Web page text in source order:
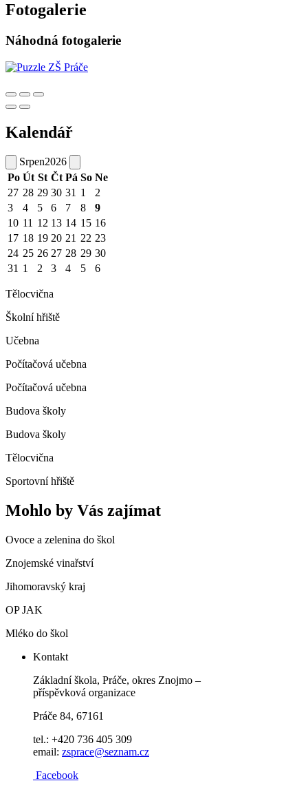
Fotogalerie
Náhodná fotogalerie
Kalendář
Srpen2026
Po Út St Čt Pá So Ne
27 28 29 30 31 1
2
3
4 5 6 7 8
9
10 11 12 13 14 15 16
17 18 19 20 21 22 23
24 25 26 27 28 29 30
31 1 2 3 4 5 6
Tělocvična
Školní hřiště
Učebna
Počítačová učebna
Počítačová učebna
Budova školy
Budova školy
Tělocvična
Sportovní hřiště
Mohlo by Vás zajímat
Ovoce a zelenina do škol
Znojemské vinařství
Jihomoravský kraj
OP JAK
Mléko do škol
Kontakt
Základní škola, Práče, okres Znojmo –
příspěvková organizace
Práče 84, 67161
tel.: +420 736 405 309
email: zsprace@seznam.cz
Facebook